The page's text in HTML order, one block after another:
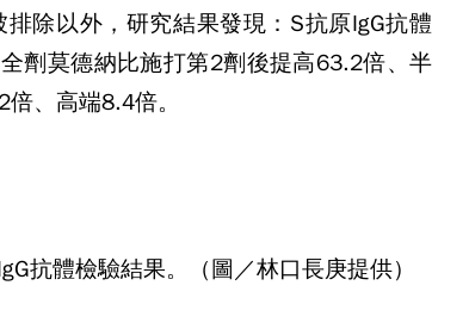
除以外，研究結果發現：S抗原IgG抗體
劑莫德納比施打第2劑後提高63.2倍、半
、高端8.4倍。
抗體檢驗結果。（圖／林口長庚提供）